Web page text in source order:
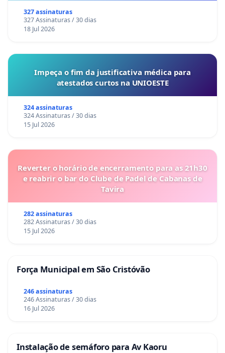
327 assinaturas
327 Assinaturas / 30 dias
18 Jul 2026
Impeça o fim da justificativa médica para
atestados curtos na UNIOESTE
324 assinaturas
324 Assinaturas / 30 dias
15 Jul 2026
Reverter o horário de encerramento para as 21h30
e reabrir o bar do Clube de Padel de Cabanas de
Tavira
282 assinaturas
282 Assinaturas / 30 dias
15 Jul 2026
Força Municipal em São Cristóvão
246 assinaturas
246 Assinaturas / 30 dias
16 Jul 2026
Instalação de semáforo para Av Kaoru